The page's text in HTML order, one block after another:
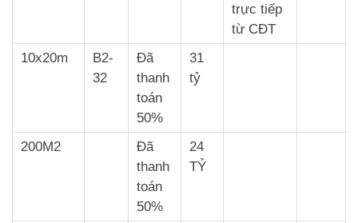
trực tiếp
từ CĐT
10x20m
B2-
32
Đã
thanh
toán
50%
31
tỷ
200M2
Đã
thanh
toán
50%
24
TỶ